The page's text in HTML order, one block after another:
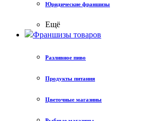
Юридические франшизы
Ещё
Франшизы товаров
Разливное пиво
Продукты питания
Цветочные магазины